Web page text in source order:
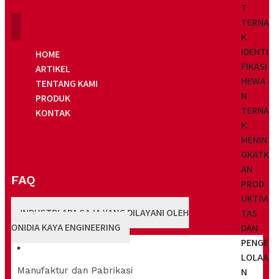
T
TERNA
K
IDENTI
FIKASI
HEWA
N
TERNA
K:
MENIN
GKATK
AN
PROD
UKTIVI
TAS
DAN
PENGE
LOLAA
N
HOME
ARTIKEL
TENTANG KAMI
PRODUK
KONTAK
FAQ
INDUSTRI APA SAJA YANG DILAYANI OLEH
ONIDIA KAYA ENGINEERING
Manufaktur dan Pabrikasi